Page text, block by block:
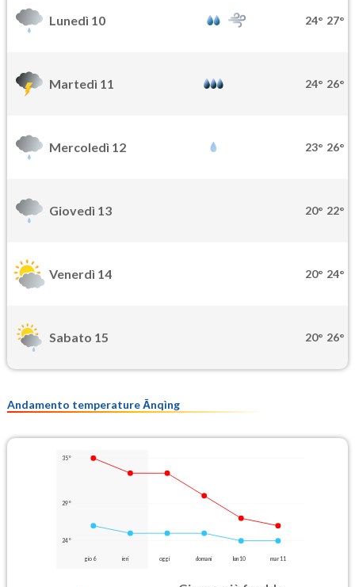
Lunedì 10 24° 27°
Martedì 11 24° 26°
Mercoledì 12 23° 26°
Giovedì 13 20° 22°
Venerdì 14 20° 24°
Sabato 15 20° 26°
Andamento temperature Ānqìng
35°
29°
24°
gio 6 ieri oggi domani lun 10 mar 11